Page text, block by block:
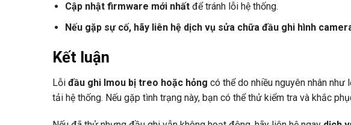
Cập nhật firmware mới nhấtđể tránh lỗi hệ thống.
Nếu gặp sự cố, hãy liên hệ dịch vụ sửa chữa đầu ghi hình
Kết luận
Lỗi đầu ghi Imou bị treo hoặc hỏng có thể do nhiều nguyên nhân
tải hệ thống. Nếu gặp tình trạng này, bạn có thể thử kiểm tra và khắc